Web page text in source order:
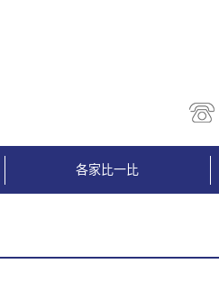
各家比一比